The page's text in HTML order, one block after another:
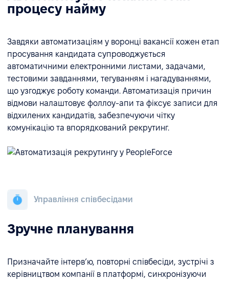
процесу найму
Завдяки автоматизаціям у воронці вакансії кожен етап
просування кандидата супроводжується
автоматичними електронними листами, задачами,
тестовими завданнями, тегуванням і нагадуваннями,
що узгоджує роботу команди. Автоматизація причин
відмови налаштовує фоллоу-апи та фіксує записи для
відхилених кандидатів, забезпечуючи чітку
комунікацію та впорядкований рекрутинг.
Управління співбесідами
Зручне планування
Призначайте інтерв’ю, повторні співбесіди, зустрічі з
керівництвом компанії в платформі, синхронізуючи